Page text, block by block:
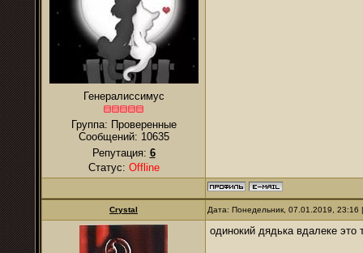
Генералиссимус
Группа: Проверенные
Сообщений: 10635
Репутация: 6
Статус: Offline
Crystal Дата: Понедельник, 07.01.2019,
одинокий дядька вдалеке это